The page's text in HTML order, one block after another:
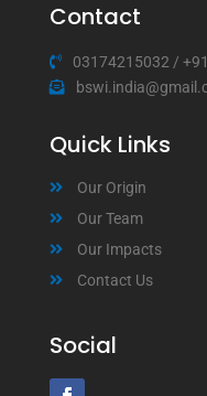
Contact
03174215032 /
Quick Links
Our Origin
Our Team
Our Impacts
Contact Us
Social